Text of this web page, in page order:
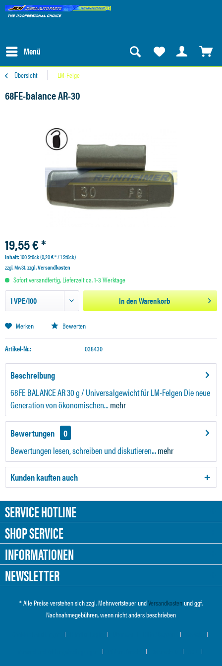
Menü
Übersicht LM-Felge
68FE-balance AR-30
19,55 € *
Inhalt:100 Stück (0,20 € * / 1 Stück)
zzgl. MwSt.zzgl. Versandkosten
Sofort versandfertig, Lieferzeit ca. 1-3 Werktage
In denWarenkorb
Merken Bewerten
Artikel-Nr.: 038430
Beschreibung
68FE BALANCE AR 30 g / Universalgewicht für LM-Felgen Die neue
Generation von ökonomischen...mehr
Bewertungen
0
Bewertungen lesen, schreiben und diskutieren...mehr
Kunden kauften auch
SERVICE HOTLINE
SHOP SERVICE
INFORMATIONEN
NEWSLETTER
* Alle Preise verstehen sich zzgl. Mehrwertsteuer undVersandkostenund ggf.
Nachnahmegebühren, wenn nicht anders beschrieben